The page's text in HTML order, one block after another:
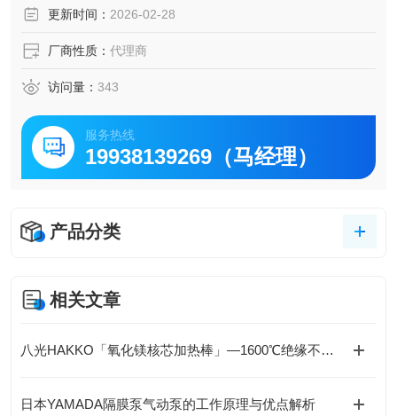
牢固性外壳部仕样的是不锈钢管(SUS304)。设计上经受得起
更新时间： 2026-02-28
厂商性质： 代理商
访问量： 343
服务热线
19938139269（马经理）
产品分类
相关文章
八光HAKKO「氧化镁核芯加热棒」—1600℃绝缘不衰减，工业热控安全天花板
日本YAMADA隔膜泵气动泵的工作原理与优点解析